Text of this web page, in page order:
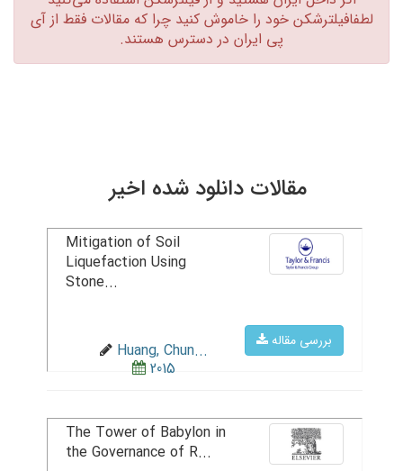
لطفافیلترشکن خود را خاموش کنید چرا که مقالات فقط از آی
پی ایران در دسترس هستند.‏
مقالات دانلود شده اخیر
بررسی مقاله
Mitigation of Soil
Liquefaction Using
Stone...
Huang, Chun...
2015
The Tower of Babylon in
the Governance of R...